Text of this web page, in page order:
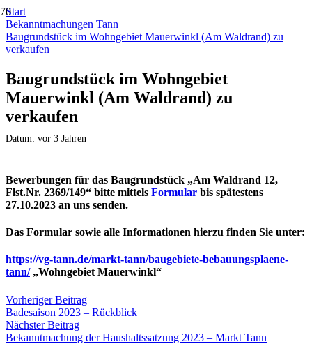
Start
Bekanntmachungen Tann
Baugrundstück im Wohngebiet Mauerwinkl (Am Waldrand) zu
verkaufen
Baugrundstück im Wohngebiet
Mauerwinkl (Am Waldrand) zu
verkaufen
Datum: vor 3 Jahren
Bewerbungen für das Baugrundstück „Am Waldrand 12,
Flst.Nr. 2369/149“ bitte mittels Formular bis spätestens
27.10.2023 an uns senden.
Das Formular sowie alle Informationen hierzu finden Sie unter:
https://vg-tann.de/markt-tann/baugebiete-bebauungsplaene-
tann/„Wohngebiet Mauerwinkl“
Vorheriger Beitrag
Badesaison 2023 – Rückblick
Nächster Beitrag
Bekanntmachung der Haushaltssatzung 2023 – Markt Tann